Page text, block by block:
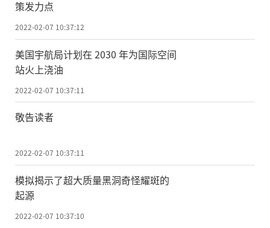
策发力点
2022-02-07 10:37:12
美国宇航局计划在 2030 年为国际空间
站火上浇油
2022-02-07 10:37:11
敬告读者
2022-02-07 10:37:11
模拟揭示了超大质量黑洞奇怪耀斑的
起源
2022-02-07 10:37:10